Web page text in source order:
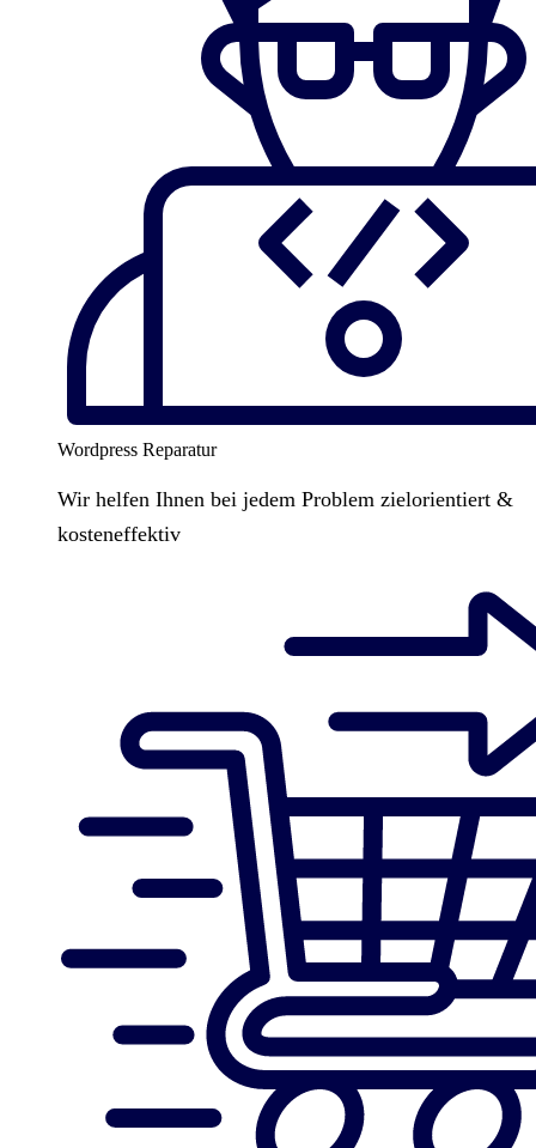
Wordpress Reparatur
Wir helfen Ihnen bei jedem Problem zielorientiert &
kosteneffektiv